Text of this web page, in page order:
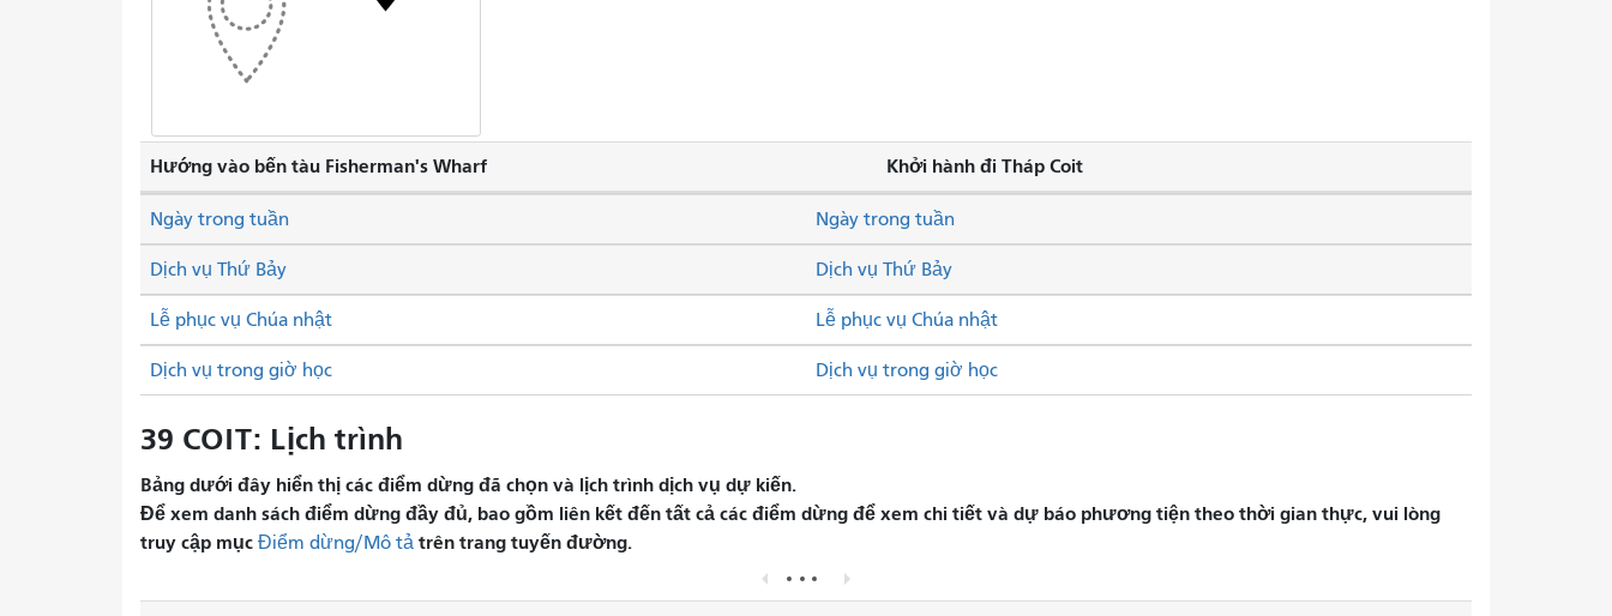
Hướng vào bến tàu Fisherman's Wharf Khởi hành đi Tháp Coit
Dịch vụ Thứ Bảy Dịch vụ Thứ Bảy
Lễ phục vụ Chúa nhật Lễ phục vụ Chúa nhật
Ngày trong tuần Ngày trong tuần
Dịch vụ trong giờ học Dịch vụ trong giờ học
39 COIT: Lịch trình
Bảng dưới đây hiển thị các điểm dừng đã chọn và lịch trình dịch vụ dự kiến.
Để xem danh sách điểm dừng đầy đủ, bao gồm liên kết đến tất cả các điểm dừng để xem chi tiết và dự báo phương tiện theo thời gian thực, vui lòng
truy cập mục Điểm dừng/Mô tả trên trang tuyến đường.